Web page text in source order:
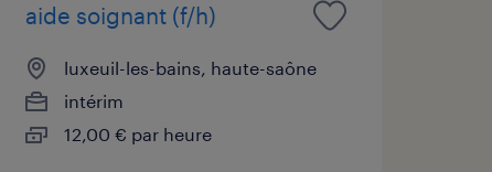
aide soignant (f/h)
luxeuil-les-bains, haute-saône
intérim
12,00 € par heure